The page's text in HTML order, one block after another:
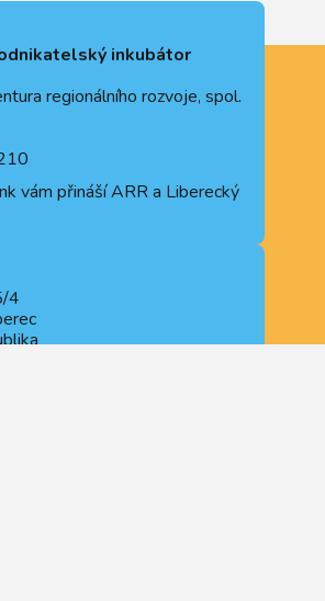
inkubátor
regionálního rozvoje, spol.
vám přináší ARR a Liberecký
4